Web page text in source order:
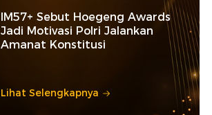
IM57+ Sebut Hoegeng Awards
Jadi Motivasi Polri Jalankan
Amanat Konstitusi
Lihat Selengkapnya